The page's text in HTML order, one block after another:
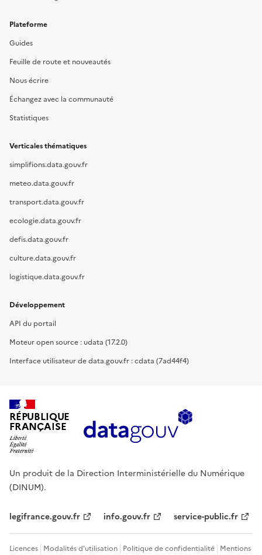
Plateforme
Guides
Feuille de route et nouveautés
Nous écrire
Échangez avec la communauté
Statistiques
Verticales thématiques
simplifions.data.gouv.fr
meteo.data.gouv.fr
transport.data.gouv.fr
ecologie.data.gouv.fr
defis.data.gouv.fr
culture.data.gouv.fr
logistique.data.gouv.fr
Développement
API du portail
Moteur open source : udata (17.2.0)
Interface utilisateur de data.gouv.fr : cdata (7ad44f4)
RÉPUBLIQUE
FRANÇAISE
Un produit de la Direction Interministérielle du Numérique
(DINUM).
legifrance.gouv.fr info.gouv.fr service-public.fr
Licences Modalités d'utilisation Politique de confidentialité Mentions